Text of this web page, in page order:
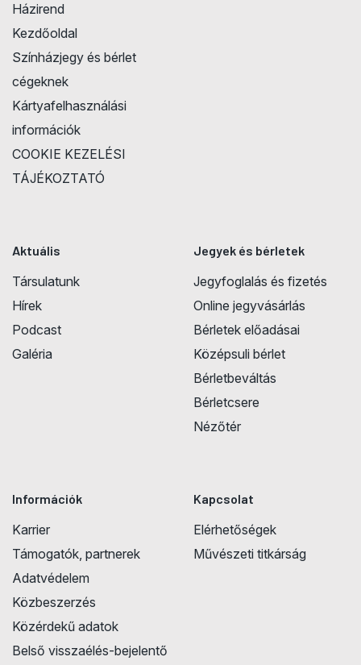
Házirend
Kezdőoldal
Színházjegy és bérlet
cégeknek
Kártyafelhasználási
információk
COOKIE KEZELÉSI
TÁJÉKOZTATÓ
Aktuális
Társulatunk
Hírek
Podcast
Galéria
Jegyek és bérletek
Jegyfoglalás és fizetés
Online jegyvásárlás
Bérletek előadásai
Középsuli bérlet
Bérletbeváltás
Bérletcsere
Nézőtér
Információk
Karrier
Támogatók, partnerek
Adatvédelem
Közbeszerzés
Közérdekű adatok
Belső visszaélés-bejelentő
Kapcsolat
Elérhetőségek
Művészeti titkárság